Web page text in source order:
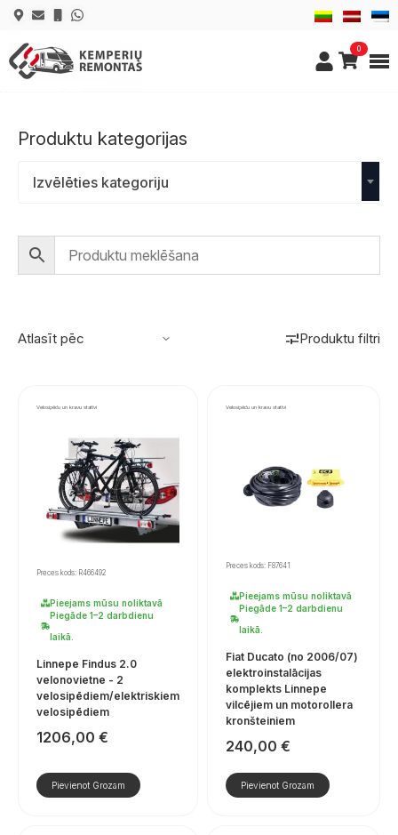
0
Produktu kategorijas
Izvēlēties kategoriju
Produktu filtri
Velosipēdu un kravu statīvi
Preces kods: R466492
Pieejams mūsu noliktavā
Piegāde 1–2 darbdienu
laikā.
Linnepe Findus 2.0
velonovietne - 2
velosipēdiem/elektriskiem
velosipēdiem
1206,00 €
Pievienot Grozam
Velosipēdu un kravu statīvi
Preces kods: F87641
Pieejams mūsu noliktavā
Piegāde 1–2 darbdienu
laikā.
Fiat Ducato (no 2006/07)
elektroinstalācijas
komplekts Linnepe
vilcējiem un motorollera
kronšteiniem
240,00 €
Pievienot Grozam